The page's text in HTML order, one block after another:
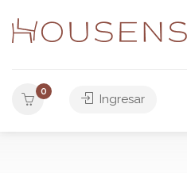
0
Ingresar